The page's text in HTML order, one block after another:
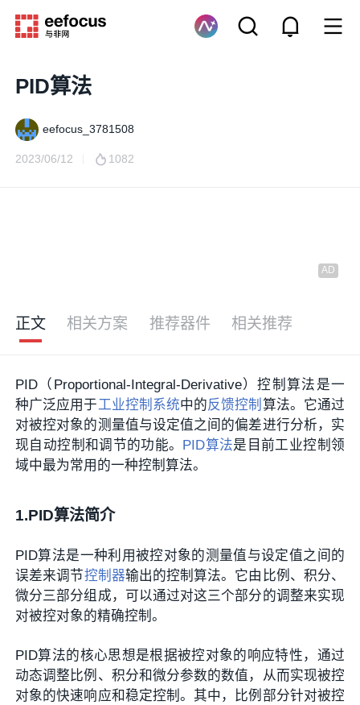
PID算法
eefocus_3781508
2023/06/12 1082
正文 相关方案 推荐器件 相关推荐
PID（Proportional-Integral-Derivative）控制算法是一
种广泛应用于工业控制系统中的反馈控制 算法。它通过
对被控对象的测量值与设定值之间的偏差进行分析，实
现自动控制和调节的功能。 PID算法是目前工业控制领
域中最为常用的一种控制算法。
1.PID算法简介
PID算法是一种利用被控对象的测量值与设定值之间的
误差来调节控制器输出的控制算法。它由比例、积分、
微分三部分组成，可以通过对这三个部分的调整来实现
对被控对象的精确控制。
PID算法的核心思想是根据被控对象的响应特性，通过
动态调整比例、积分和微分参数的数值，从而实现被控
对象的快速响应和稳定控制。其中，比例部分针对被控